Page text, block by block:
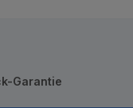
Garantie